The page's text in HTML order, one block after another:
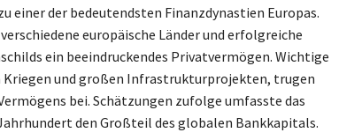
einer der bedeutendsten Finanzdynastien Europas.
europäische Länder und erfolgreiche
ein beeindruckendes Privatvermögen. Wichtige
Kriegen und großen Infrastrukturprojekten, trugen
bei. Schätzungen zufolge umfasste das
den Großteil des globalen Bankkapitals.